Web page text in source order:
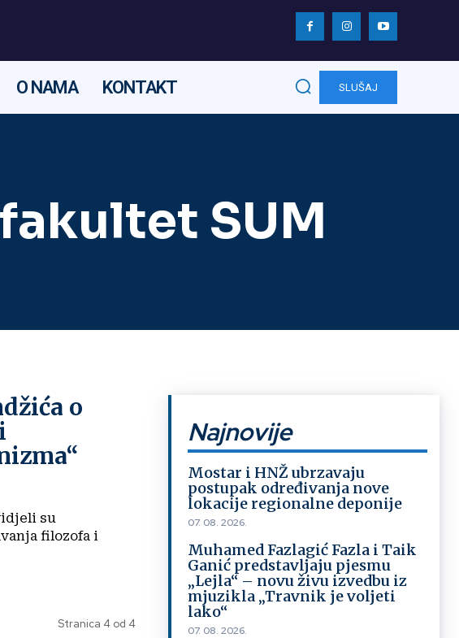
O NAMA KONTAKT SLUŠAJ
SUM
o
su
filozofa i
Stranica 4 od 4
Najnovije
Mostar i HNŽ ubrzavaju
postupak određivanja nove
lokacije regionalne deponije
07. 08. 2026.
Muhamed Fazlagić Fazla i Taik
Ganić predstavljaju pjesmu
„Lejla“ – novu živu izvedbu iz
mjuzikla „Travnik je voljeti
lako“
07. 08. 2026.